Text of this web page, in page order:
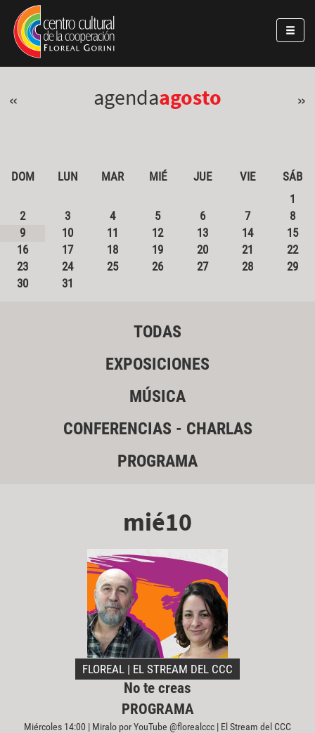
Pasar al contenido principal
Jump to main content
« agendaagosto »
DOM LUN MAR MIÉ JUE VIE
SÁB
1
2
3 4 5 6 7
8
9
10 11 12 13 14
15
16
17 18 19 20 21
22
23
24 25 26 27 28
29
30
31
TODAS
EXPOSICIONES
MÚSICA
CONFERENCIAS - CHARLAS
PROGRAMA
mié10
FLOREAL | EL STREAM DEL CCC
No te creas
PROGRAMA
Miércoles 14:00 | Miralo por YouTube @florealccc | El Stream del CCC